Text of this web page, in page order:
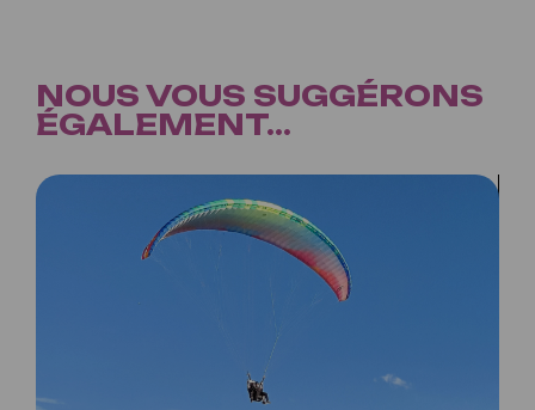
NOUS VOUS SUGGÉRONS
ÉGALEMENT...